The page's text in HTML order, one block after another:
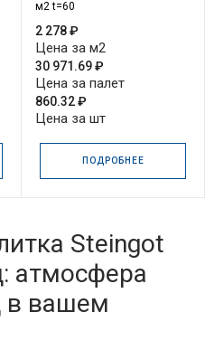
м2 t=60
2 278 ₽
Цена за м2
30 971.69 ₽
Цена за палет
860.32 ₽
Цена за шт
ПОДРОБНЕЕ
Steingot
атмосфера
в вашем